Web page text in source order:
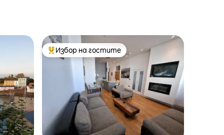
Най-популярен избор на гостите
Избор на гостите